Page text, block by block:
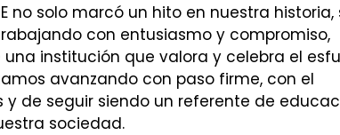
no solo marcó un hito en nuestra historia,
con entusiasmo y compromiso,
institución que valora y celebra el
avanzando con paso firme, con el
de seguir siendo un referente de
sociedad.